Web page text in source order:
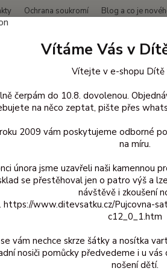
Ochrana soukromí Blog a co je
a výukové pomůcky Heimess
na dudlík
Kč Od
Akce
Vítáme Vás v
Vítejte v e-shopu Dítě
čerpám do 10.8. dovolenou.
na něco zeptat, pište přes
2009 vám poskytujeme odborné
na míru.
února jsme uzavřeli naši kamennou
se přestěhoval jen o patro výš a
návštěvě i zkoušení
https://www.ditevsatku.cz/Pujcovna-
c12_0_1.htm
vám nechce skrze šátky a nosítka
nosiči pomůcky předvedeme i u
nošení dětí.